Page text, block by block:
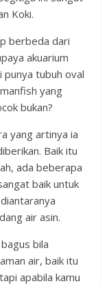
Koki.
berbeda dari
akuarium
punya tubuh oval
yang
bukan?
yang artinya ia
Baik itu
ada beberapa
baik untuk
air asin.
bila
air, baik itu
apabila kamu